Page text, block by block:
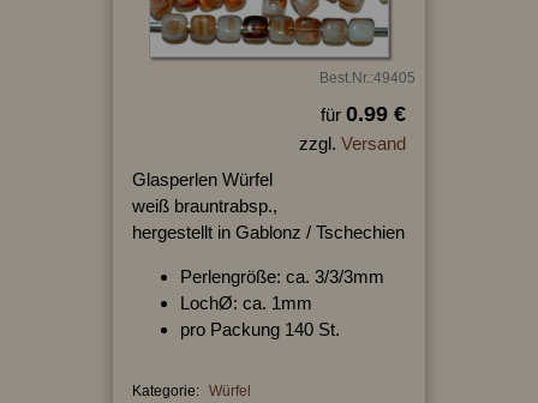
Best.Nr.:49405
für 0.99 €
zzgl. Versand
Glasperlen Würfel
weiß brauntrabsp.,
hergestellt in Gablonz / Tschechien
Perlengröße: ca. 3/3/3mm
LochØ: ca. 1mm
pro Packung 140 St.
Kategorie: Würfel